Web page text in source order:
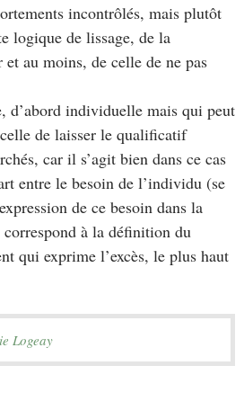
incontrôlés, mais plutôt
logique de lissage, de la
au moins, de celle de ne pas
d’abord individuelle mais qui peut
de laisser le qualificatif
car il s’agit bien dans ce cas
entre le besoin de l’individu (se
de ce besoin dans la
à la définition du
qui exprime l’excès, le plus haut
Logeay